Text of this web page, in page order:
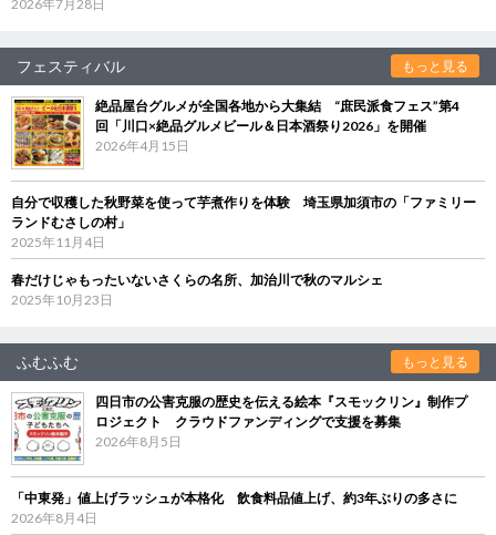
2026年7月28日
フェスティバル もっと見る
絶品屋台グルメが全国各地から大集結 “庶民派食フェス”第4
回「川口×絶品グルメビール＆日本酒祭り2026」を開催
2026年4月15日
自分で収穫した秋野菜を使って芋煮作りを体験 埼玉県加須市の「ファミリー
ランドむさしの村」
2025年11月4日
春だけじゃもったいないさくらの名所、加治川で秋のマルシェ
2025年10月23日
ふむふむ もっと見る
四日市の公害克服の歴史を伝える絵本『スモックリン』制作プ
ロジェクト クラウドファンディングで支援を募集
2026年8月5日
「中東発」値上げラッシュが本格化 飲食料品値上げ、約3年ぶりの多さに
2026年8月4日